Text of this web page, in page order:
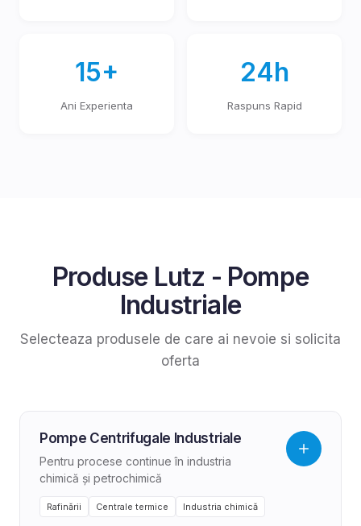
15+
Ani Experienta
24h
Raspuns Rapid
Produse Lutz - Pompe
Industriale
Selecteaza produsele de care ai nevoie si solicita
oferta
Pompe Centrifugale Industriale
Pentru procese continue în industria
chimică și petrochimică
Rafinării Centrale termice Industria chimică